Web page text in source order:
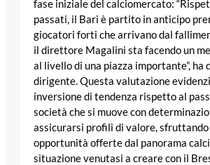
fase iniziale del calciomercato:
passati, il Bari è partito in anticipo
giocatori forti che arrivano dal
il direttore Magalini sta facendo un
al livello di una piazza importante”, ha
dirigente. Questa valutazione
inversione di tendenza rispetto al
società che si muove con
assicurarsi profili di valore, sfruttando
opportunità offerte dal panorama
situazione venutasi a creare con il